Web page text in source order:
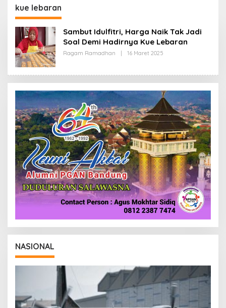
Padalarang
kue lebaran
Sambut Idulfitri, Harga Naik Tak Jadi
Soal Demi Hadirnya Kue Lebaran
Ragam Ramadhan 16 Maret 2025
H
R
D
A
K
S
I
NASIONAL